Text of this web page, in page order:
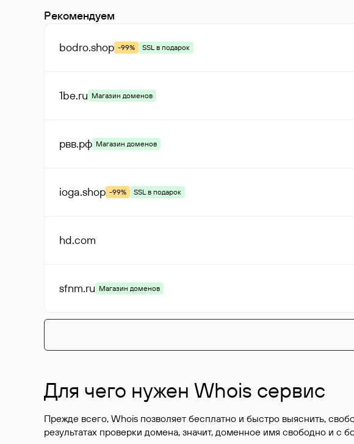
Рекомендуем
bodro.shop -99% SSL в подарок
1be.ru Магазин доменов
рвв.рф Магазин доменов
ioga.shop -99% SSL в подарок
hd.com
sfnm.ru Магазин доменов
Для чего нужен Whois сервис
Прежде всего, Whois позволяет бесплатно и быстро выяснить,
результатах проверки домена, значит, доменное имя свободно и с